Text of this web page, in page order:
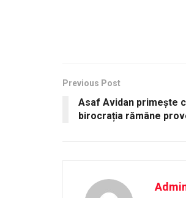
Previous Post
Asaf Avidan primește
birocrația rămâne